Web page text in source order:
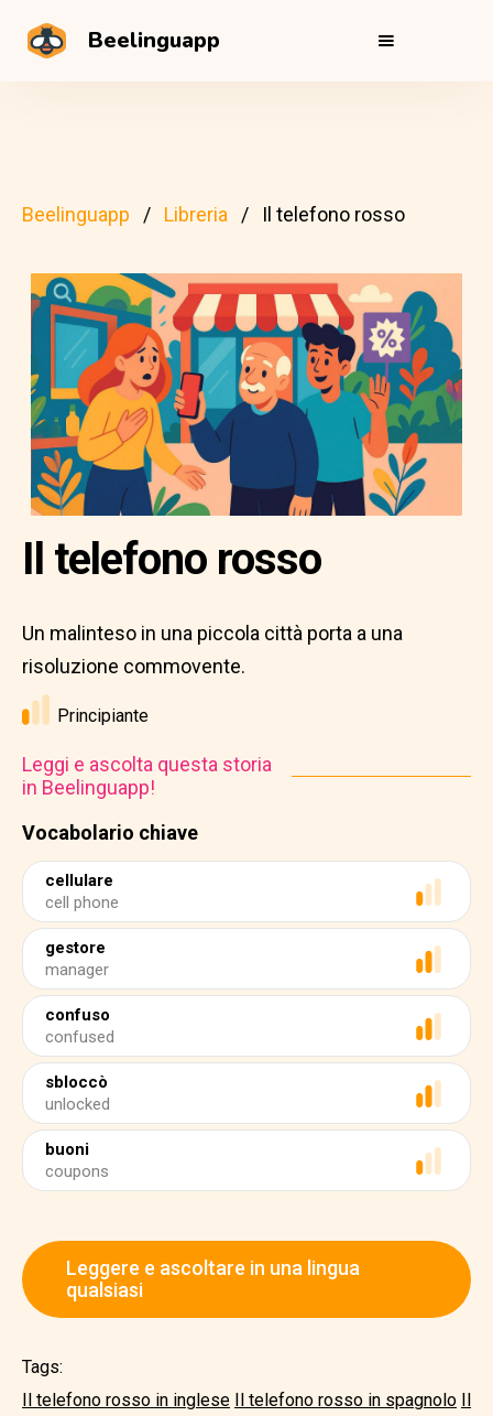
Beelinguapp
Beelinguapp Libreria Il telefono rosso
Vocabolario chiave
cellulare
cell phone
gestore
manager
confuso
confused
sbloccò
unlocked
buoni
coupons
Il telefono rosso
Un malinteso in una piccola città porta a una
risoluzione commovente.
Principiante
Leggi e ascolta questa storia
in Beelinguapp!
Leggere e ascoltare in una lingua
qualsiasi
Tags:
Il telefono rosso in inglese Il telefono rosso in spagnolo Il